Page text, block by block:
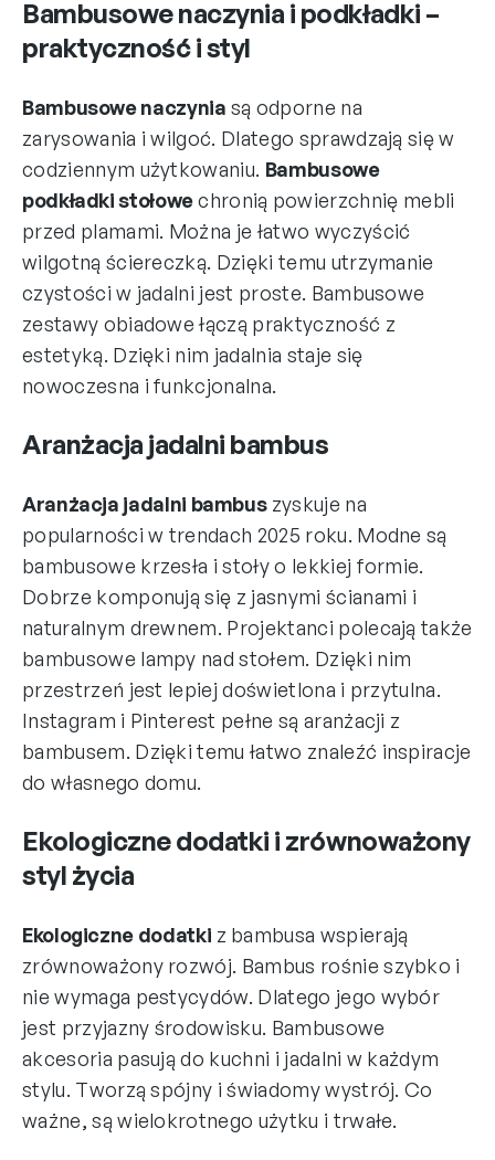
Bambusowe naczynia i podkładki –
praktyczność i styl
Bambusowe naczynia są odporne na
zarysowania i wilgoć. Dlatego sprawdzają się w
codziennym użytkowaniu. Bambusowe
podkładki stołowechronią powierzchnię mebli
przed plamami. Można je łatwo wyczyścić
wilgotną ściereczką. Dzięki temu utrzymanie
czystości w jadalni jest proste. Bambusowe
zestawy obiadowe łączą praktyczność z
estetyką. Dzięki nim jadalnia staje się
nowoczesna i funkcjonalna.
Aranżacja jadalni bambus
Aranżacja jadalni bambuszyskuje na
popularności w trendach 2025 roku. Modne są
bambusowe krzesła i stoły o lekkiej formie.
Dobrze komponują się z jasnymi ścianami i
naturalnym drewnem. Projektanci polecają także
bambusowe lampy nad stołem. Dzięki nim
przestrzeń jest lepiej doświetlona i przytulna.
Instagram i Pinterest pełne są aranżacji z
bambusem. Dzięki temu łatwo znaleźć inspiracje
do własnego domu.
Ekologiczne dodatki i zrównoważony
styl życia
Ekologiczne dodatki z bambusa wspierają
zrównoważony rozwój. Bambus rośnie szybko i
nie wymaga pestycydów. Dlatego jego wybór
jest przyjazny środowisku. Bambusowe
akcesoria pasują do kuchni i jadalni w każdym
stylu. Tworzą spójny i świadomy wystrój. Co
ważne, są wielokrotnego użytku i trwałe.